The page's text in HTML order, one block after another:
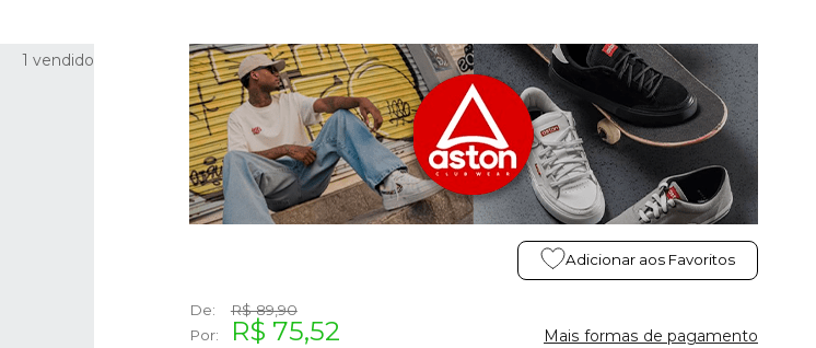
1 vendido
Adicionar aos Favoritos
De:
R$ 89,90
Por:
R$ 75,52 Mais formas de pagamento